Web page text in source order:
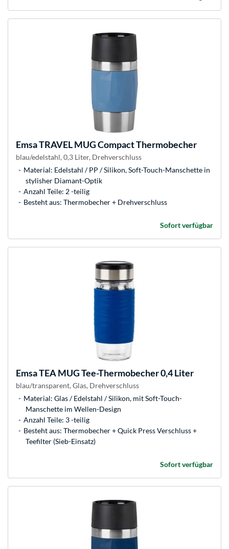
EmsaTRAVEL MUG Compact Thermobecher
blau/edelstahl, 0,3 Liter, Drehverschluss
Material: Edelstahl / PP / Silikon, Soft-Touch-Manschette in
stylisher Diamant-Optik
Anzahl Teile: 2 -teilig
Besteht aus: Thermobecher + Drehverschluss
Sofort verfügbar
EmsaTEA MUG Tee-Thermobecher 0,4 Liter
blau/transparent, Glas, Drehverschluss
Material: Glas / Edelstahl / Silikon, mit Soft-Touch-
Manschette im Wellen-Design
Anzahl Teile: 3 -teilig
Besteht aus: Thermobecher + Quick Press Verschluss +
Teefilter (Sieb-Einsatz)
Sofort verfügbar